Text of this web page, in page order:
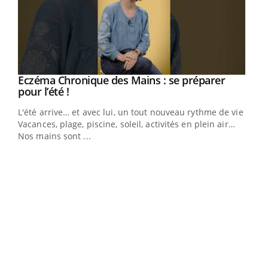
Youtube
Eczéma Chronique des Mains : se préparer
pour l’été !Youtube
L'été arrive… et avec lui, un tout nouveau rythme de vie !
Vacances, plage, piscine, soleil, activités en plein air…
Nos mains sont ...